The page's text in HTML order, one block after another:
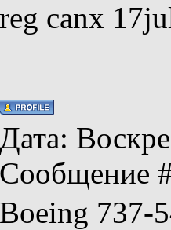
reg canx
Дата:
Сообщение
Boeing 737-